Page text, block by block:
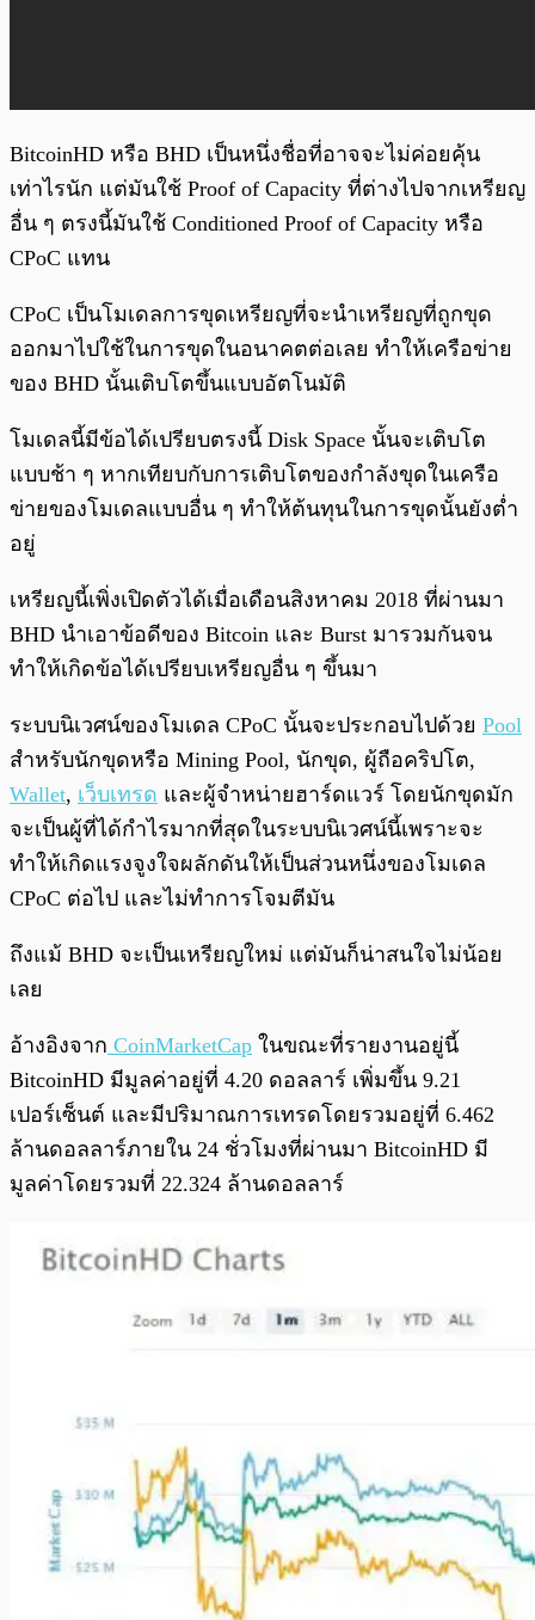
BitcoinHD หรือ BHD เป็นหนึ่งชื่อที่อาจจะไม่ค่อยคุ้น
เท่าไรนัก แต่มันใช้ Proof of Capacity ที่ต่างไปจากเหรียญ
อื่น ๆ ตรงนี้มันใช้ Conditioned Proof of Capacity หรือ
CPoC แทน
CPoC เป็นโมเดลการขุดเหรียญที่จะนำเหรียญที่ถูกขุด
ออกมาไปใช้ในการขุดในอนาคตต่อเลย ทำให้เครือข่าย
ของ BHD นั้นเติบโตขึ้นแบบอัตโนมัติ
โมเดลนี้มีข้อได้เปรียบตรงนี้ Disk Space นั้นจะเติบโต
แบบช้า ๆ หากเทียบกับการเติบโตของกำลังขุดในเครือ
ข่ายของโมเดลแบบอื่น ๆ ทำให้ต้นทุนในการขุดนั้นยังต่ำ
อยู่
เหรียญนี้เพิ่งเปิดตัวได้เมื่อเดือนสิงหาคม 2018 ที่ผ่านมา
BHD นำเอาข้อดีของ Bitcoin และ Burst มารวมกันจน
ทำให้เกิดข้อได้เปรียบเหรียญอื่น ๆ ขึ้นมา
ระบบนิเวศน์ของโมเดล CPoC นั้นจะประกอบไปด้วย Pool
สำหรับนักขุดหรือ Mining Pool, นักขุด, ผู้ถือคริปโต,
Wallet, เว็บเทรด และผู้จำหน่ายฮาร์ดแวร์ โดยนักขุดมัก
จะเป็นผู้ที่ได้กำไรมากที่สุดในระบบนิเวศน์นี้เพราะจะ
ทำให้เกิดแรงจูงใจผลักดันให้เป็นส่วนหนึ่งของโมเดล
CPoC ต่อไป และไม่ทำการโจมตีมัน
ถึงแม้ BHD จะเป็นเหรียญใหม่ แต่มันก็น่าสนใจไม่น้อย
เลย
อ้างอิงจาก CoinMarketCap ในขณะที่รายงานอยู่นี้
BitcoinHD มีมูลค่าอยู่ที่ 4.20 ดอลลาร์ เพิ่มขึ้น 9.21
เปอร์เซ็นต์ และมีปริมาณการเทรดโดยรวมอยู่ที่ 6.462
ล้านดอลลาร์ภายใน 24 ชั่วโมงที่ผ่านมา BitcoinHD มี
มูลค่าโดยรวมที่ 22.324 ล้านดอลลาร์